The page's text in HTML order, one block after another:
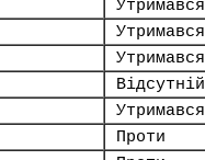
Утримався
Утримався
Утримався
Відсутній
Утримався
Проти